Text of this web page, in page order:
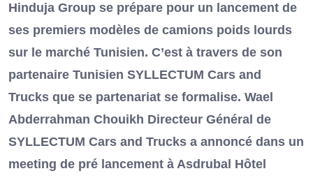
Hinduja Group se prépare pour un lancement de
ses premiers modèles de camions poids lourds
sur le marché Tunisien. C’est à travers de son
partenaire Tunisien SYLLECTUM Cars and
Trucks que se partenariat se formalise. Wael
Abderrahman Chouikh Directeur Général de
SYLLECTUM Cars and Trucks a annoncé dans un
meeting de pré lancement à Asdrubal Hôtel